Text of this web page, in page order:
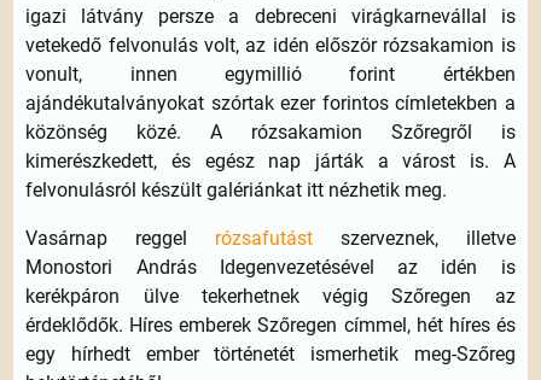
igazi látvány persze a debreceni virágkarnevállal is
vetekedő felvonulás volt, az idén először rózsakamion is
vonult, innen egymillió forint értékben
ajándékutalványokat szórtak ezer forintos címletekben a
közönség közé. A rózsakamion Szőregről is
kimerészkedett, és egész nap járták a várost is. A
felvonulásról készült galériánkat itt nézhetik meg.
Vasárnap reggel rózsafutást szerveznek, illetve
Monostori András Idegenvezetésével az idén is
kerékpáron ülve tekerhetnek végig Szőregen az
érdeklődők. Híres emberek Szőregen címmel, hét híres és
egy hírhedt ember történetét ismerhetik meg-Szőreg